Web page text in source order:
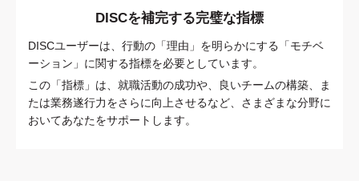
DISCを補完する完璧な指標
DISCユーザーは、行動の「理由」を明らかにする「モチベ
ーション」に関する指標を必要としています。
この「指標」は、就職活動の成功や、良いチームの構築、ま
たは業務遂行力をさらに向上させるなど、さまざまな分野に
おいてあなたをサポートします。